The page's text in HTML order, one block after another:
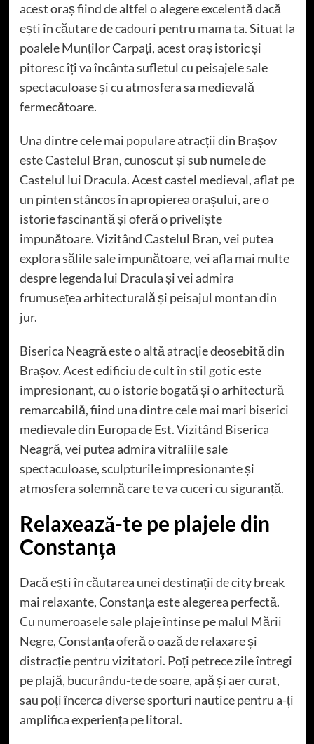
acest oraș fiind de altfel o alegere excelentă dacă
ești în căutare decadouri pentru mamata. Situat la
poalele Munților Carpați, acest oraș istoric și
pitoresc îți va încânta sufletul cu peisajele sale
spectaculoase și cu atmosfera sa medievală
fermecătoare.
Una dintre cele mai populare atracții din Brașov
este Castelul Bran, cunoscut și sub numele de
Castelul lui Dracula. Acest castel medieval, aflat pe
un pinten stâncos în apropierea orașului, are o
istorie fascinantă și oferă o priveliște
impunătoare. Vizitând Castelul Bran, vei putea
explora sălile sale impunătoare, vei afla mai multe
despre legenda lui Dracula și vei admira
frumusețea arhitecturală și peisajul montan din
jur.
Biserica Neagră este o altă atracție deosebită din
Brașov. Acest edificiu de cult în stil gotic este
impresionant, cu o istorie bogată și o arhitectură
remarcabilă, fiind una dintre cele mai mari biserici
medievale din Europa de Est. Vizitând Biserica
Neagră, vei putea admira vitraliile sale
spectaculoase, sculpturile impresionante și
atmosfera solemnă care te va cuceri cu siguranță.
Relaxează-te pe plajele din
Constanța
Dacă ești în căutarea unei destinații de city break
mai relaxante, Constanța este alegerea perfectă.
Cu numeroasele sale plaje întinse pe malul Mării
Negre, Constanța oferă o oază de relaxare și
distracție pentru vizitatori. Poți petrece zile întregi
pe plajă, bucurându-te de soare, apă și aer curat,
sau poți încerca diverse sporturi nautice pentru a-ți
amplifica experiența pe litoral.